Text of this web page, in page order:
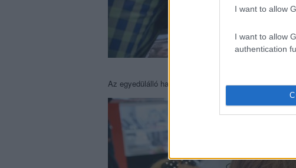
I want to allow
I want to allow
authentication
Az egyedülálló hangzású és kivitelű fülesek